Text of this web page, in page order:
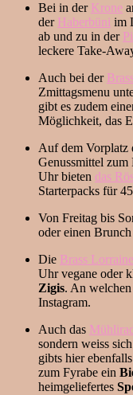
Bei in der Krone
der Haberbüni im
ab und zu in der
leckere Take-
Auch bei der
Zmittagsmenu
gibt es zudem
Möglichkeit, das
Auf dem Vorplatz
Genussmittel
Uhr bieten das
Starterpacks für
Von Freitag bis
oder einen
Die Brass Lorraine
Uhr vegane oder
Zigis. An
Instagram.
Auch das
sondern weiss
gibts hier
zum Fyrabe ein
heimgeliefertes